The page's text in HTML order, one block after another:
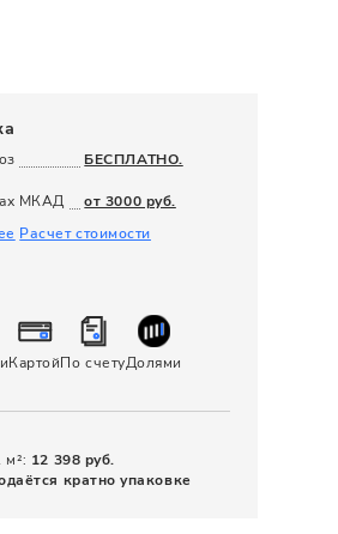
БЕСПЛАТНО.
МКАД
от 3000 руб.
Расчет стоимости
КартойПо счетуДолями
м²: 12 398 руб.
кратно упаковке